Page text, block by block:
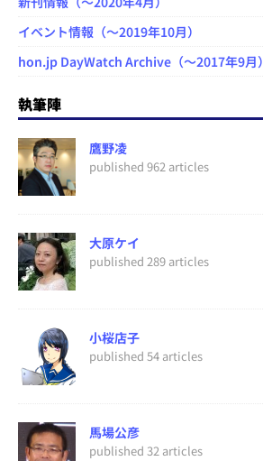
イベント情報（～2019年10月）
hon.jp DayWatch Archive（～2017年9月）
執筆陣
鷹野凌
published 962 articles
大原ケイ
published 289 articles
小桜店子
published 54 articles
馬場公彦
published 32 articles